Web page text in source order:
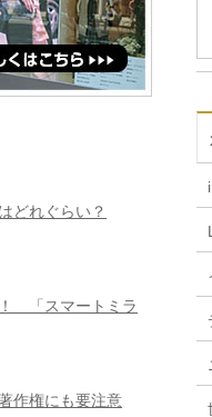
どれぐらい？
「スマートミラ
作権にも要注意